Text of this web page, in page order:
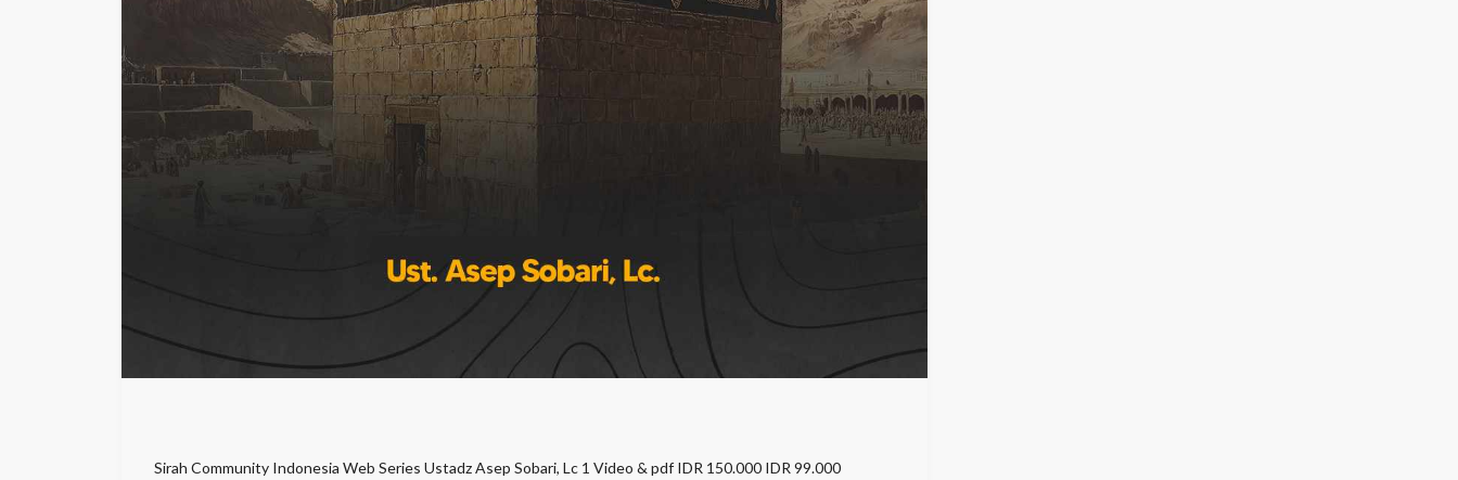
Sirah Community Indonesia Web Series Ustadz Asep Sobari, Lc 1 Video & pdf IDR 150.000 IDR 99.000